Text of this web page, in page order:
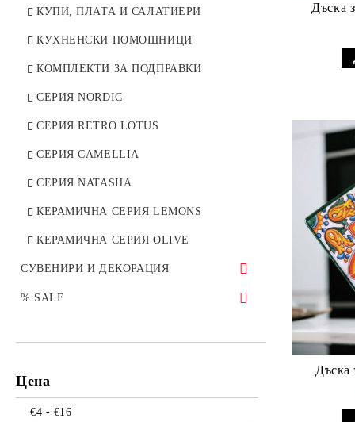
КРИСТАЛНИ ЧАШИ MADE IN
ITALY
КРИСТАЛНИ ВАЗИ BOHEMIA
КРИСТАЛНИ КУПИ И ЗАХАРНИЦИ
VIOLA DECOR
КУПИ, ПЛАТА И САЛАТИЕРИ
КУХНЕНСКИ ПОМОЩНИЦИ
КОМПЛЕКТИ ЗА ПОДПРАВКИ
СЕРИЯ NORDIC
СЕРИЯ RETRO LOTUS
СЕРИЯ CAMELLIA
СЕРИЯ NATASHA
КЕРАМИЧНА СЕРИЯ LEMONS
КЕРАМИЧНА СЕРИЯ OLIVE
СУВЕНИРИ И ДЕКОРАЦИЯ
ПРЪСТЕНИ ЗА САЛФЕТКИ
ДЕКОРАТИВНИ СУВЕНИРИ
КРИСТАЛНИ ВАЗИ
% SALE
ВИНО И БАР
ГОТВЕНЕ И СЕРВИРАНЕ
Цена
€4 - €16
Дъска
Дъска